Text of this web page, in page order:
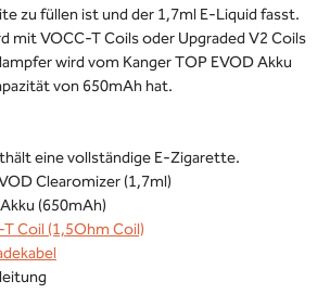
zu füllen ist und der 1,7ml E-Liquid fasst.
mit VOCC-T Coils oder Upgraded V2 Coils
wird vom Kanger TOP EVOD Akku
von 650mAh hat.
eine vollständige E-Zigarette.
Clearomizer (1,7ml)
(650mAh)
Coil (1,5Ohm Coil)